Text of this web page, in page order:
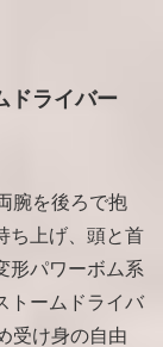
ドライバー
腕を後ろで抱
ち上げ、頭と首
形パワーボム系
トームドライバ
受け身の自由